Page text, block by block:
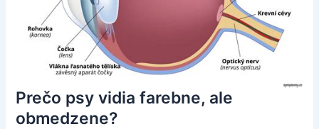
Prečo psy vidia farebne, ale
obmedzene?